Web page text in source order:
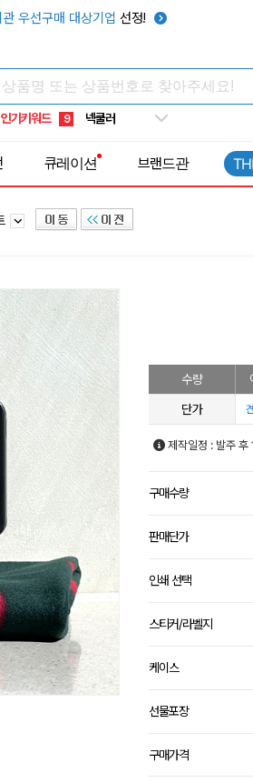
관 우선구매 대상기업 선정!
인기키워드
5 키캡
8 쿨토시
9 넥쿨러
1 선풍기
큐레이션 브랜드관
수량
단가
제작일정 : 발주
구매수량
판매단가
인쇄 선택
스티커/라벨지
케이스
선물포장
구매가격